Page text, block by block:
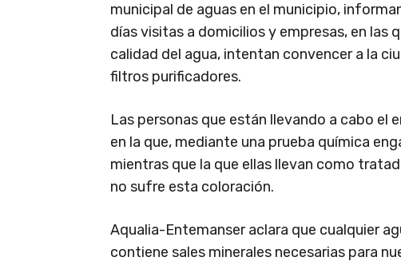
municipal de aguas en el municipio,
días visitas a domicilios y empresas, en las
calidad del agua, intentan convencer a la
filtros purificadores.
Las personas que están llevando a cabo el
en la que, mediante una prueba química
mientras que la que ellas llevan como
no sufre esta coloración.
Aqualia-Entemanser aclara que cualquier
contiene sales minerales necesarias para